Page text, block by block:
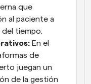
que
al paciente a
tiempo.
En el
de
juegan un
de la gestión